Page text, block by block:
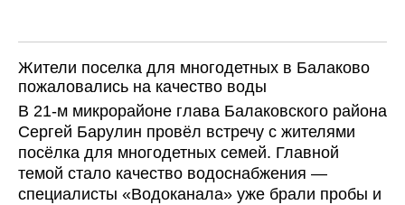
Жители поселка для многодетных в Балаково
пожаловались на качество воды
В 21-м микрорайоне глава Балаковского района
Сергей Барулин провёл встречу с жителями
посёлка для многодетных семей. Главной
темой стало качество водоснабжения —
специалисты «Водоканала» уже брали пробы и